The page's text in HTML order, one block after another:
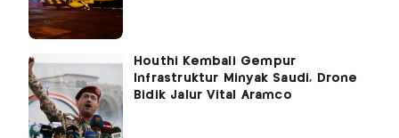
Houthi Kembali Gempur
Infrastruktur Minyak Saudi, Drone
Bidik Jalur Vital Aramco